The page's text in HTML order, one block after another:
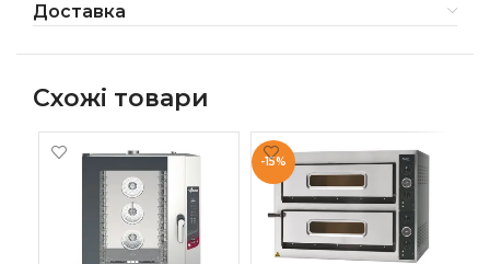
Доставка
Схожі товари
-15%